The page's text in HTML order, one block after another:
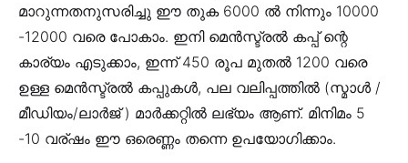
മാറുന്നതനുസരിച്ചു ഈ തുക 6000 ൽ നിന്നും 10000
-12000 വരെ പോകാം. ഇനി മെൻസ്ട്രൽ കപ്പ് ന്റെ
കാര്യം എടുക്കാം, ഇന്ന് 450 രൂപ മുതൽ 1200 വരെ
ഉള്ള മെൻസ്ട്രൽ കപ്പുകൾ, പല വലിപ്പത്തിൽ (സ്മാൾ /
മീഡിയം/ലാർജ്‌ ) മാർക്കറ്റിൽ ലഭ്യം ആണ്. മിനിമം 5
-10 വര്ഷം ഈ ഒരെണ്ണം തന്നെ ഉപയോഗിക്കാം.